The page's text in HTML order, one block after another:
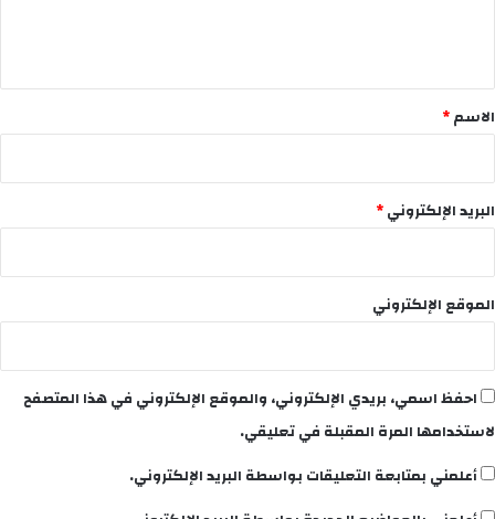
*
الاسم*
البريد الإلكتروني*
الموقع الإلكتروني
احفظ اسمي، بريدي الإلكتروني، والموقع الإلكتروني في هذا المتصفح
لاستخدامها المرة المقبلة في تعليقي.
أعلمني بمتابعة التعليقات بواسطة البريد الإلكتروني.